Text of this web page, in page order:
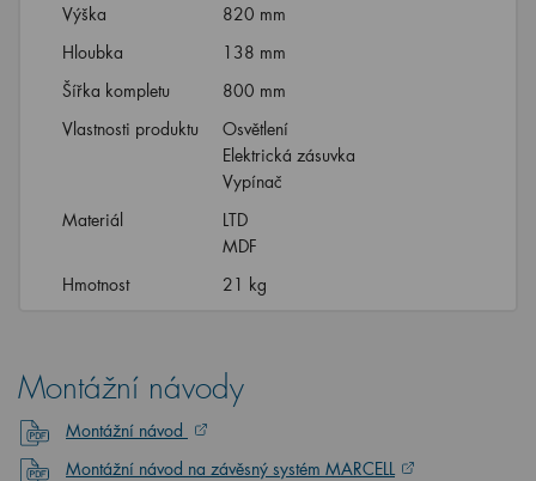
Výška
820 mm
Hloubka
138 mm
Šířka kompletu
800 mm
Vlastnosti produktu
Osvětlení
Elektrická zásuvka
Vypínač
Materiál
LTD
MDF
Hmotnost
21 kg
Montážní návody
Montážní návod
Montážní návod na závěsný systém MARCELL